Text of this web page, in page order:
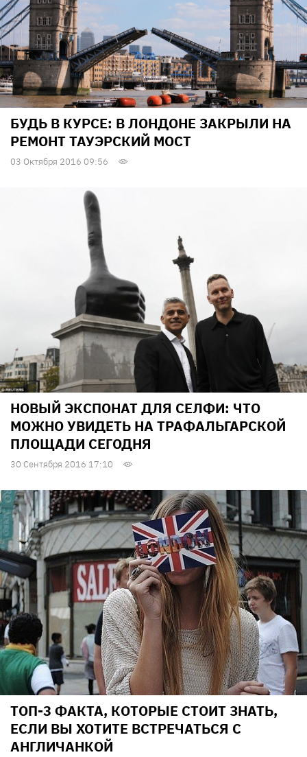
БУДЬ В КУРСЕ: В ЛОНДОНЕ ЗАКРЫЛИ НА
РЕМОНТ ТАУЭРСКИЙ МОСТ
03 Октября 2016 09:56
НОВЫЙ ЭКСПОНАТ ДЛЯ СЕЛФИ: ЧТО
МОЖНО УВИДЕТЬ НА ТРАФАЛЬГАРСКОЙ
ПЛОЩАДИ СЕГОДНЯ
30 Сентября 2016 17:10
ТОП-3 ФАКТА, КОТОРЫЕ СТОИТ ЗНАТЬ,
ЕСЛИ ВЫ ХОТИТЕ ВСТРЕЧАТЬСЯ С
АНГЛИЧАНКОЙ